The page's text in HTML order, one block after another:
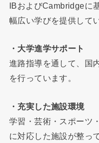
IBおよびCambridgeに
幅広い学びを提供して
・大学進学サポート
進路指導を通して、国
を行っています。
・充実した施設環境
学習・芸術・スポーツ
に対応した施設が整っ